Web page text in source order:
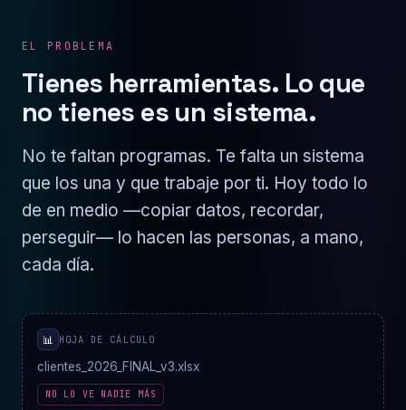
EL PROBLEMA
Tienes herramientas. Lo que
no tienes es un sistema.
No te faltan programas. Te falta un sistema
que los una y que trabaje por ti. Hoy todo lo
de en medio —copiar datos, recordar,
perseguir— lo hacen las personas, a mano,
cada día.
📊 HOJA DE CÁLCULO
clientes_2026_FINAL_v3.xlsx
NO LO VE NADIE MÁS